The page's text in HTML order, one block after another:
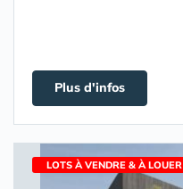
Plus d'infos
LOTS À VENDRE & À LOUER